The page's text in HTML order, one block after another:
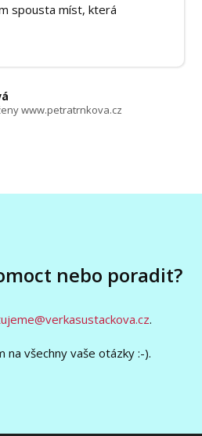
spousta míst, která
www.petratrnkova.cz
nebo poradit?
.
na všechny vaše otázky :-).